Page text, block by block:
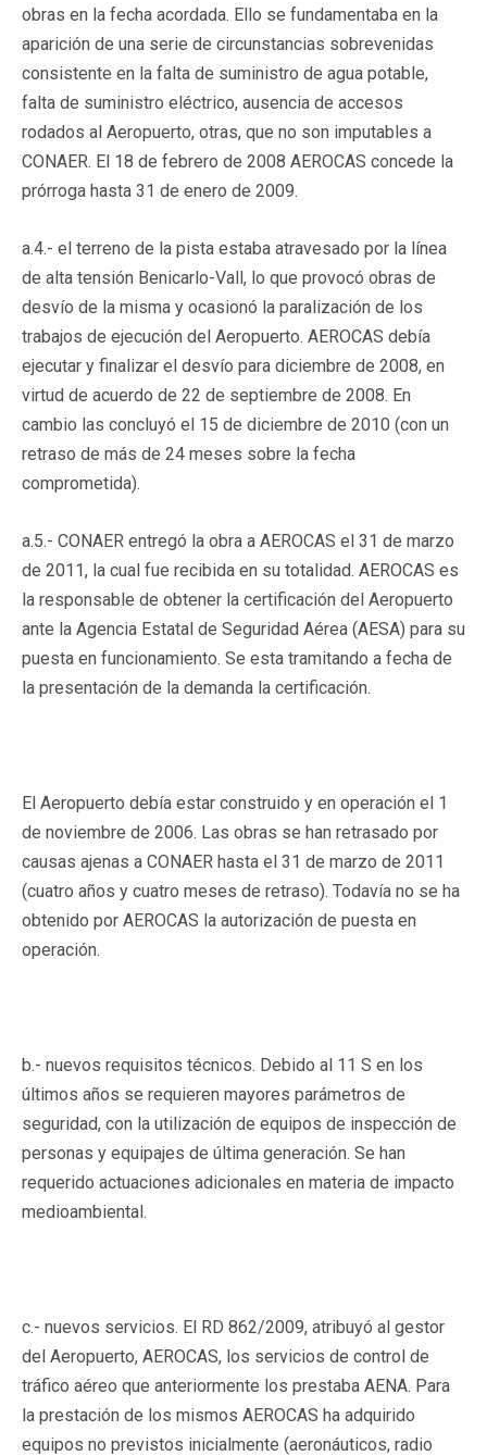
obras en la fecha acordada. Ello se fundamentaba en la
aparición de una serie de circunstancias sobrevenidas
consistente en la falta de suministro de agua potable,
falta de suministro eléctrico, ausencia de accesos
rodados al Aeropuerto, otras, que no son imputables a
CONAER. El 18 de febrero de 2008 AEROCAS concede la
prórroga hasta 31 de enero de 2009.
a.4.- el terreno de la pista estaba atravesado por la línea
de alta tensión Benicarlo-Vall, lo que provocó obras de
desvío de la misma y ocasionó la paralización de los
trabajos de ejecución del Aeropuerto. AEROCAS debía
ejecutar y finalizar el desvío para diciembre de 2008, en
virtud de acuerdo de 22 de septiembre de 2008. En
cambio las concluyó el 15 de diciembre de 2010 (con un
retraso de más de 24 meses sobre la fecha
comprometida).
a.5.- CONAER entregó la obra a AEROCAS el 31 de marzo
de 2011, la cual fue recibida en su totalidad. AEROCAS es
la responsable de obtener la certificación del Aeropuerto
ante la Agencia Estatal de Seguridad Aérea (AESA) para su
puesta en funcionamiento. Se esta tramitando a fecha de
la presentación de la demanda la certificación.
El Aeropuerto debía estar construido y en operación el 1
de noviembre de 2006. Las obras se han retrasado por
causas ajenas a CONAER hasta el 31 de marzo de 2011
(cuatro años y cuatro meses de retraso). Todavía no se ha
obtenido por AEROCAS la autorización de puesta en
operación.
b.- nuevos requisitos técnicos. Debido al 11 S en los
últimos años se requieren mayores parámetros de
seguridad, con la utilización de equipos de inspección de
personas y equipajes de última generación. Se han
requerido actuaciones adicionales en materia de impacto
medioambiental.
c.- nuevos servicios. El RD 862/2009, atribuyó al gestor
del Aeropuerto, AEROCAS, los servicios de control de
tráfico aéreo que anteriormente los prestaba AENA. Para
la prestación de los mismos AEROCAS ha adquirido
equipos no previstos inicialmente (aeronáuticos, radio